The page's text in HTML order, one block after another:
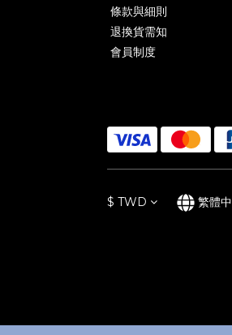
條款與細則
退換貨需知
會員制度
$ TWD 繁體